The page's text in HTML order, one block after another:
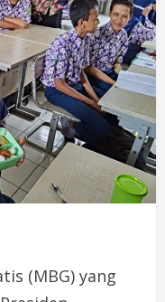
(MBG) yang